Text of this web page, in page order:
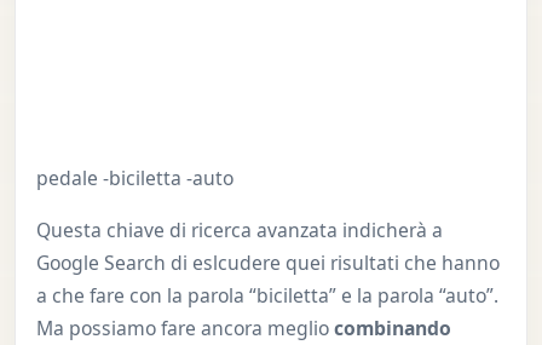
pedale -biciletta -auto
Questa chiave di ricerca avanzata indicherà a
Google Search di eslcudere quei risultati che hanno
a che fare con la parola “biciletta” e la parola “auto”.
Ma possiamo fare ancora megliocombinando